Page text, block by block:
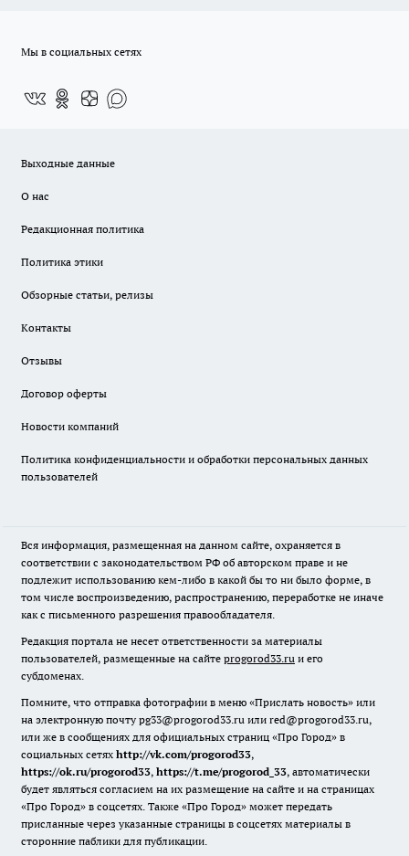
Мы в социальных сетях
Выходные данные
О нас
Редакционная политика
Политика этики
Обзорные статьи, релизы
Контакты
Отзывы
Договор оферты
Новости компаний
Политика конфиденциальности и обработки персональных данных
пользователей
Вся информация, размещенная на данном сайте, охраняется в
соответствии с законодательством РФ об авторском праве и не
подлежит использованию кем-либо в какой бы то ни было форме, в
том числе воспроизведению, распространению, переработке не иначе
как с письменного разрешения правообладателя.
Редакция портала не несет ответственности за материалы
пользователей, размещенные на сайте progorod33.ru и его
субдоменах.
Помните, что отправка фотографии в меню «Прислать новость» или
на электронную почту pg33@progorod33.ru или red@progorod33.ru,
или же в сообщениях для официальных страниц «Про Город» в
социальных сетях http://vk.com/progorod33,
https://ok.ru/progorod33, https://t.me/progorod_33, автоматически
будет являться согласием на их размещение на сайте и на страницах
«Про Город» в соцсетях. Также «Про Город» может передать
присланные через указанные страницы в соцсетях материалы в
сторонние паблики для публикации.